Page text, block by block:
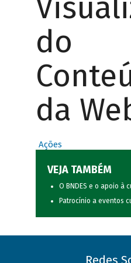
do
da
Ações
VEJA TAMBÉM
O BNDES e o apoio à
Patrocínio a eventos
Redes